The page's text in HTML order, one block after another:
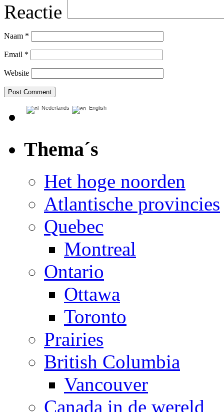
Reactie
Naam *
Email *
Website
Nederlands English
Thema´s
Het hoge noorden
Atlantische provincies
Quebec
Montreal
Ontario
Ottawa
Toronto
Prairies
British Columbia
Vancouver
Canada in de wereld